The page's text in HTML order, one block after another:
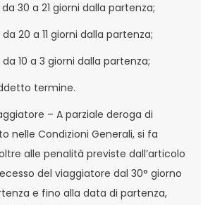
30 a 21 giorni dalla partenza;
20 a 11 giorni dalla partenza;
da 10 a 3 giorni dalla partenza;
termine.
– A parziale deroga di
nelle Condizioni Generali, si fa
alle penalità previste dall’articolo
del viaggiatore dal 30° giorno
e fino alla data di partenza,